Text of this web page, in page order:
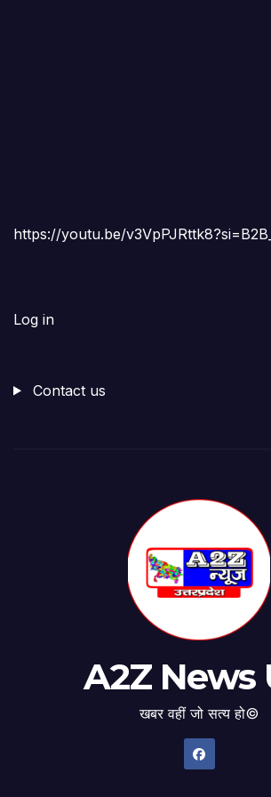
https://youtu.be/
Log in
Contact us
A2Z News
खबर वहीं जो सत्य हो©